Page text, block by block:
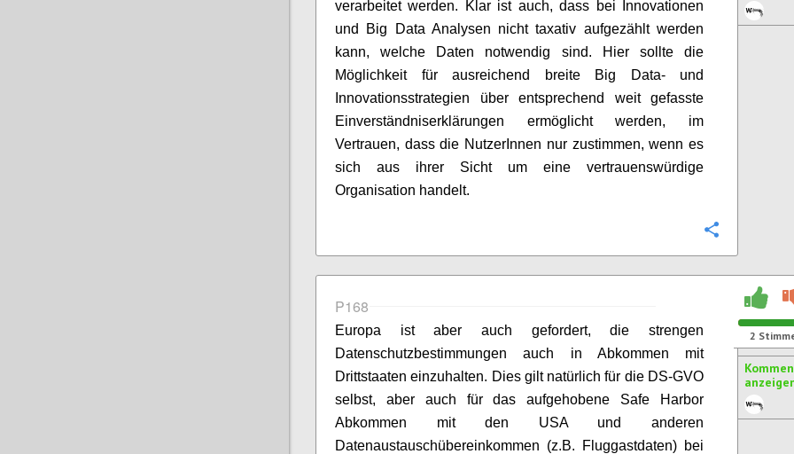
verarbeitet werden. Klar ist auch, dass bei Innovationen
und Big Data Analysen nicht taxativ aufgezählt werden
kann, welche Daten notwendig sind. Hier sollte die
Möglichkeit für ausreichend breite Big Data- und
Innovationsstrategien über entsprechend weit gefasste
Einverständniserklärungen ermöglicht werden, im
Vertrauen, dass die NutzerInnen nur zustimmen, wenn es
sich aus ihrer Sicht um eine vertrauenswürdige
Organisation handelt.
P168
Europa ist aber auch gefordert, die strengen
Datenschutzbestimmungen auch in Abkommen mit
Drittstaaten einzuhalten. Dies gilt natürlich für die DS-GVO
selbst, aber auch für das aufgehobene Safe Harbor
Abkommen mit den USA und anderen
Datenaustauschübereinkommen (z.B. Fluggastdaten) bei
2